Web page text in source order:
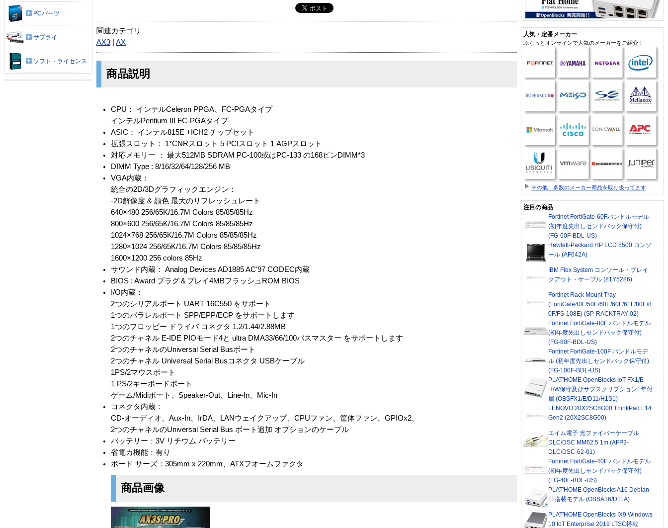
関連カテゴリ
AX3
AX
商品説明
CPU： インテルCeleron PPGA、FC-PGAタイプ
インテルPentium III FC-PGAタイプ
ASIC： インテル815E +ICH2 チップセット
拡張スロット： 1*CNRスロット 5 PCIスロット 1 AGPスロット
対応メモリー ： 最大512MB SDRAM PC-100或はPC-133 の168ピンDIMM*3
DIMM Type : 8/16/32/64/128/256 MB
VGA内蔵：
統合の2D/3Dグラフィックエンジン：
-2D解像度 & 顔色 最大のリフレッシュレート
640×480 256/65K/16.7M Colors 85/85/85Hz
800×600 256/65K/16.7M Colors 85/85/85Hz
1024×768 256/65K/16.7M Colors 85/85/85Hz
1280×1024 256/65K/16.7M Colors 85/85/85Hz
1600×1200 256 colors 85Hz
サウンド内蔵： Analog Devices AD1885 AC’97 CODEC内蔵
BIOS : Award プラグ＆プレイ4MBフラッシュROM BIOS
I/O内蔵：
2つのシリアルポート UART 16C550 をサボート
1つのパラレルポート SPP/EPP/ECP をサボートします
1つのフロッビー ドライバ コネクタ 1.2/1.44/2.88MB
2つのチャネル E-IDE PIOモード4と ultra DMA33/66/100バスマスター をサボートします
2つのチャネルのUniversal Serial Busボート
2つのチャネル Universal Serial Busコネクタ USBケーブル
1PS/2マウスポート
1 PS/2キーボードポート
ゲーム/Midiポート、Speaker-Out、Line-In、Mic-In
コネクタ内蔵：
CD-オーディオ、Aux-In、IrDA、LANウェイクアップ、CPUファン、筐体ファン、GPIOx2、
2つのチャネルのUniversal Serial Bus ボート追加 オプションのケーブル
バッテリー：3V リチウム バッテリー
省電カ機能：有り
ボード サーズ：305mm x 220mm、ATXフオームファクタ
商品画像
PCパーツ
サプライ
ソフト・ライセンス
人気・定番メーカー
ぷらっとオンラインで人気のメーカーをご紹介！
その他、多数のメーカー商品を取り扱ってます
注目の商品
Fortinet FortiGate-60Fバンドルモデル
(初年度先出しセンドバック保守付)
(FG-60F-BDL-US)
Hewlett-Packard HP LCD 8500 コンソ
ール (AF642A)
IBM Flex System コンソール・ブレイ
クアウト・ケーブル (81Y5286)
Fortinet Rack Mount Tray
(FortiGate40F/50E/60E/60F/61F/80E/8
0F/FS-108E) (SP-RACKTRAY-02)
Fortinet FortiGate-80F バンドルモデル
(初年度先出しセンドバック保守付)
(FG-80F-BDL-US)
Fortinet FortiGate-100F バンドルモデ
ル (初年度先出しセンドバック保守付)
(FG-100F-BDL-US)
PLAT'HOME OpenBlocks IoT FX1/E
H/W保守及びサブスクリプション1年付
属 (OBSFX1/E/D11/H1S1)
LENOVO 20X2SC8G00 ThinkPad L14
Gen2 (20X2SC8G00)
エイム電子 光ファイバーケーブル
DLC/DSC MM62.5 1m (AFP2-
DLC/DSC-62-01)
Fortinet FortiGate-40F バンドルモデル
(初年度先出しセンドバック保守付)
(FG-40F-BDL-US)
PLAT'HOME OpenBlocks A16 Debian
11搭載モデル (OBSA16/D11A)
PLAT'HOME OpenBlocks IX9 Windows
10 IoT Enterprise 2019 LTSC搭載